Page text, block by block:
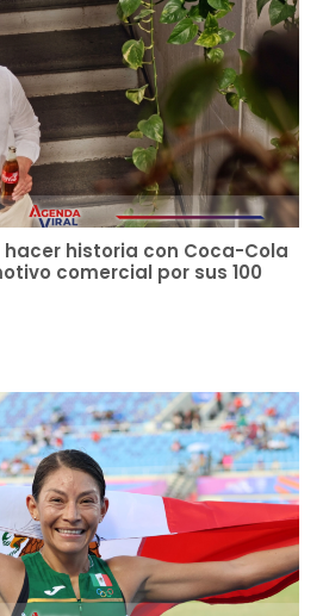
hacer historia con Coca-Cola
comercial por sus 100